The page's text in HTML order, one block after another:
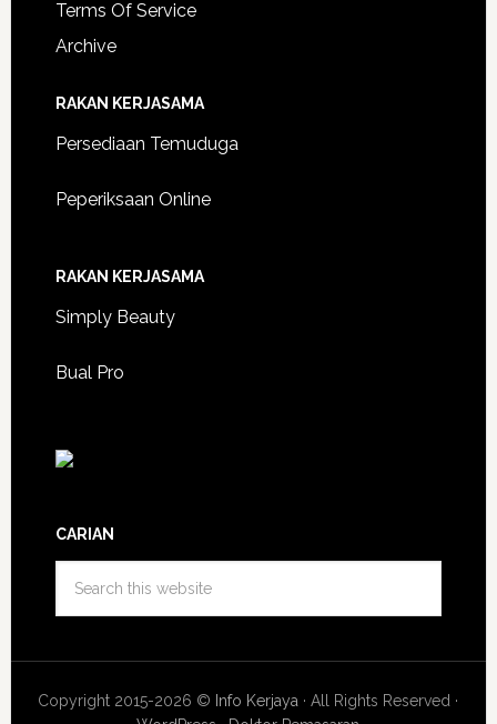
Terms Of Service
Archive
RAKAN KERJASAMA
Persediaan Temuduga
Peperiksaan Online
RAKAN KERJASAMA
Simply Beauty
Bual Pro
CARIAN
Copyright 2015-2026 © Info Kerjaya · All Rights Reserved ·